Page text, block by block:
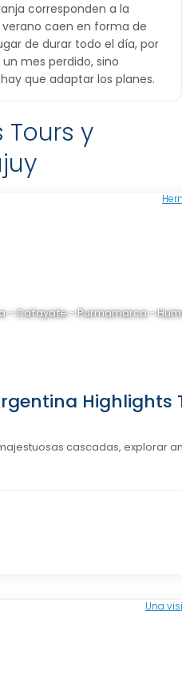
corresponden a la
verano caen en forma de
de durar todo el día, por
mes perdido, sino
que adaptar los planes.
Tours y
- Cafayate - Purmamarca -
Highlights
cascadas, explorar